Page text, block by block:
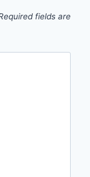
fields are